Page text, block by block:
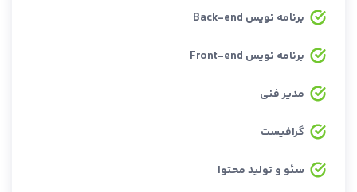
برنامه نویس Back-end
برنامه نویس Front-end
مدیر فنی
گرافیست
سئو و تولید محتوا